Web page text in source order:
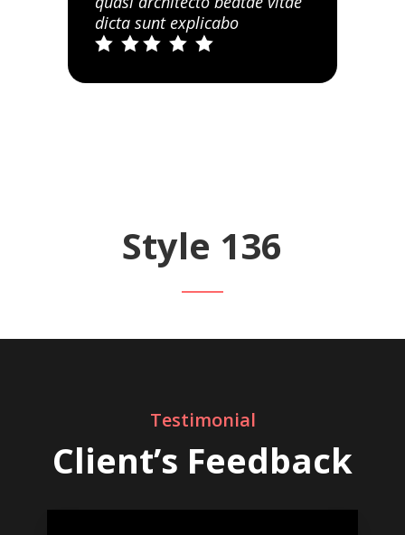
dicta sunt explicabo
    
Style 136
Testimonial
Client’s Feedback